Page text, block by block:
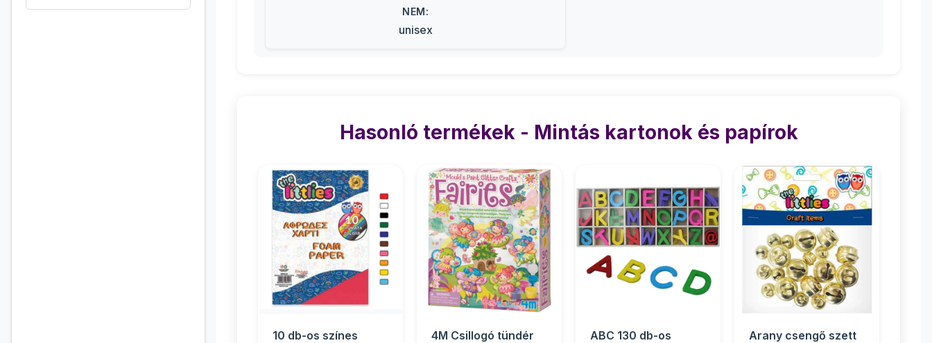
NEM:
unisex
Hasonló termékek - Mintás kartonok és papírok
10 db-os színes
4M Csillogó tündér
ABC 130 db-os
Arany csengő szett